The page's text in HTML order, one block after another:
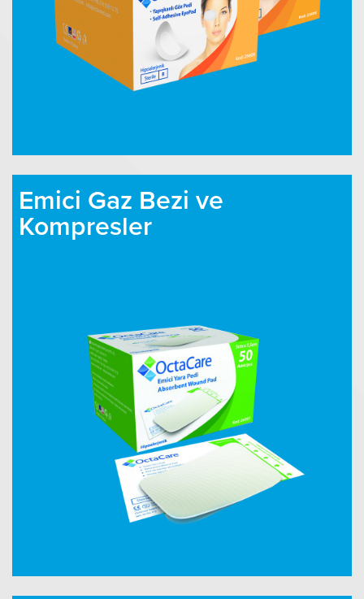
Emici Gaz Bezi ve
Kompresler